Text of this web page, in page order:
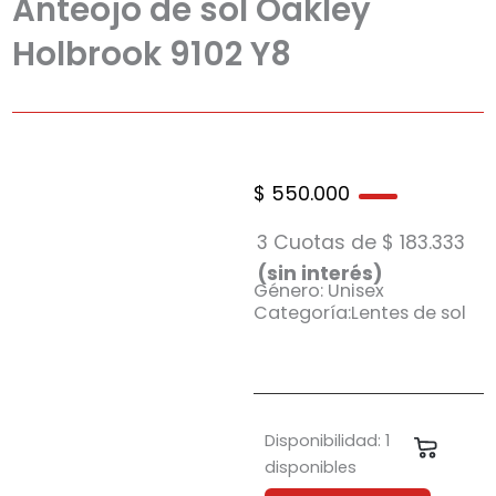
Anteojo de sol Oakley
Holbrook 9102 Y8
$ 550.000
3 Cuotas de $ 183.333
(sin interés)
Género: Unisex
Categoría:Lentes de sol
Disponibilidad: 1
disponibles
Anteojo
de